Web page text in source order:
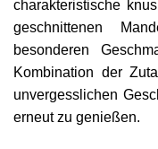
charakteristische
geschnittenen
besonderen
Kombination der
unvergesslichen
erneut zu genießen.